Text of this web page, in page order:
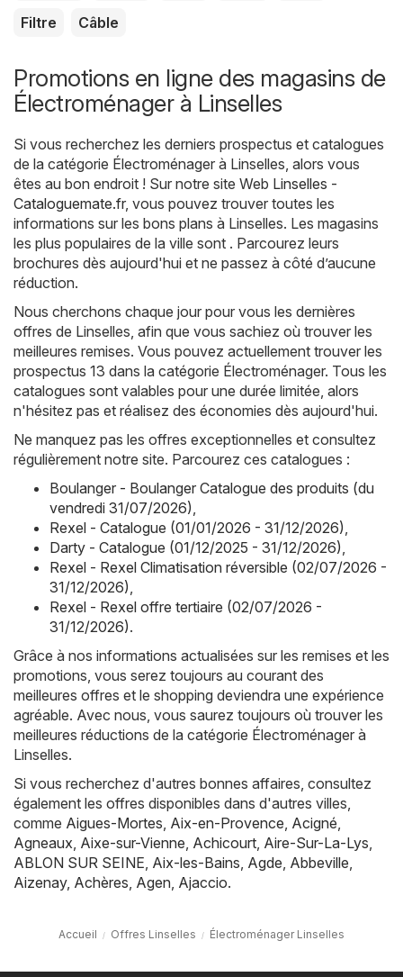
Filtre
Câble
Promotions en ligne des magasins de
Électroménager à Linselles
Si vous recherchez les derniers prospectus et catalogues
de la catégorie Électroménager à Linselles, alors vous
êtes au bon endroit ! Sur notre site Web Linselles -
Cataloguemate.fr, vous pouvez trouver toutes les
informations sur les bons plans à Linselles. Les magasins
les plus populaires de la ville sont . Parcourez leurs
brochures dès aujourd'hui et ne passez à côté d’aucune
réduction.
Nous cherchons chaque jour pour vous les dernières
offres de Linselles, afin que vous sachiez où trouver les
meilleures remises. Vous pouvez actuellement trouver les
prospectus 13 dans la catégorie Électroménager. Tous les
catalogues sont valables pour une durée limitée, alors
n'hésitez pas et réalisez des économies dès aujourd'hui.
Ne manquez pas les offres exceptionnelles et consultez
régulièrement notre site. Parcourez ces catalogues :
Boulanger - Boulanger Catalogue des produits (du
vendredi 31/07/2026)
Rexel - Catalogue (01/01/2026 - 31/12/2026)
Darty - Catalogue (01/12/2025 - 31/12/2026)
Rexel - Rexel Climatisation réversible (02/07/2026 -
31/12/2026)
Rexel - Rexel offre tertiaire (02/07/2026 -
31/12/2026).
Grâce à nos informations actualisées sur les remises et les
promotions, vous serez toujours au courant des
meilleures offres et le shopping deviendra une expérience
agréable. Avec nous, vous saurez toujours où trouver les
meilleures réductions de la catégorie Électroménager à
Linselles.
Si vous recherchez d'autres bonnes affaires, consultez
également les offres disponibles dans d'autres villes,
comme Aigues-Mortes Aix-en-Provence Acigné
Agneaux Aixe-sur-Vienne Achicourt Aire-Sur-La-Lys
ABLON SUR SEINE Aix-les-Bains Agde Abbeville
Aizenay, Achères Agen Ajaccio.
Accueil Offres Linselles Électroménager Linselles